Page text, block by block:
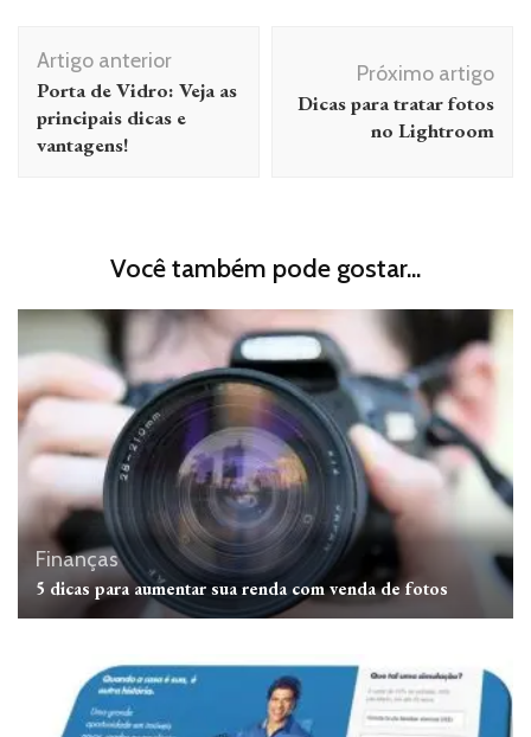
Navegação
de
post
Artigo anterior
Porta de Vidro: Veja as
principais dicas e
vantagens!
Próximo artigo
Dicas para tratar fotos
no Lightroom
Você também pode gostar...
Finanças
5 dicas para aumentar sua renda com venda de fotos